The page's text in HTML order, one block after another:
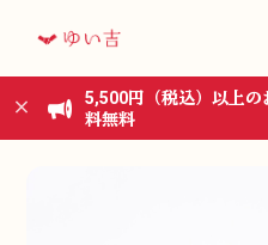
5,500円（税込）以上の
料無料